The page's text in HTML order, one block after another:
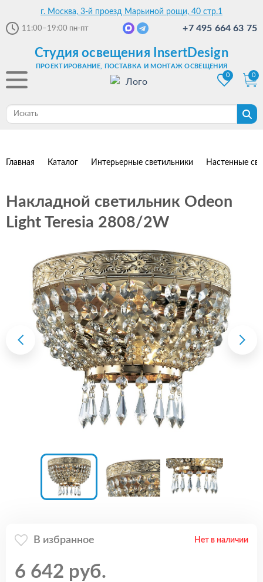
г. Москва, 3-й проезд Марьиной рощи, 40 стр.1
11:00–19:00 пн-пт +7 495 664 63 75
Студия освещения InsertDesign
ПРОЕКТИРОВАНИЕ, ПОСТАВКА И МОНТАЖ ОСВЕЩЕНИЯ
0
0
Главная Каталог Интерьерные светильники Настенные
Накладной светильник Odeon
Light Teresia 2808/2W
В избранное Нет в наличии
6 642 руб.